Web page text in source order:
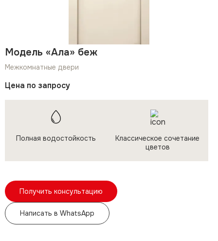
Модель «Ала» беж
Межкомнатные двери
Цена по запросу
Полная водостойкость
Классическое сочетание
цветов
Получить консультацию
Написать в WhatsApp